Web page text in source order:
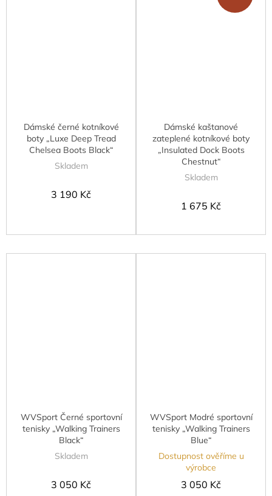
Dámské černé kotníkové
boty „Luxe Deep Tread
Chelsea Boots Black“
Skladem
3 190 Kč
Dámské kaštanové
zateplené kotníkové boty
„Insulated Dock Boots
Chestnut“
Skladem
1 675 Kč
WVSport Černé sportovní
tenisky „Walking Trainers
Black“
Skladem
3 050 Kč
WVSport Modré sportovní
tenisky „Walking Trainers
Blue“
Dostupnost ověříme u
výrobce
3 050 Kč